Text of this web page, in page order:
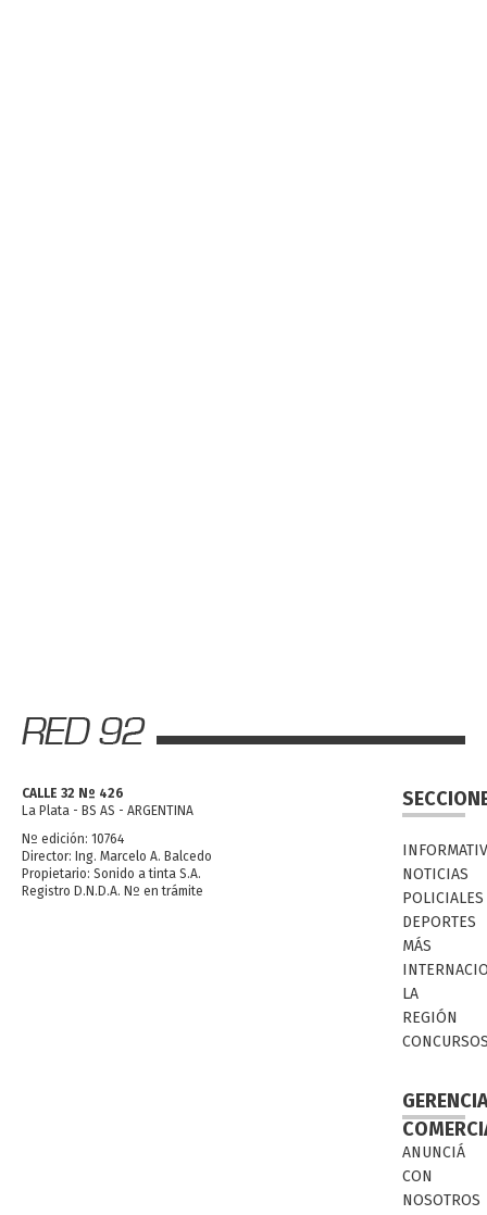
CALLE 32 Nº 426
La Plata - BS AS - ARGENTINA
Nº edición: 10764
Director: Ing. Marcelo A. Balcedo
Propietario: Sonido a tinta S.A.
Registro D.N.D.A. Nº en trámite
NOTICIAS
POLICIALES
DEPORTES
MÁS
LA
REGIÓN
ANUNCIÁ
CON
NOSOTROS